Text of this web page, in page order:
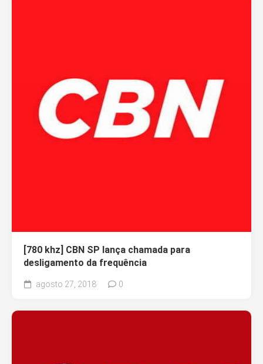
[780 khz] CBN SP lança chamada para
desligamento da frequência
agosto 27, 2018 0